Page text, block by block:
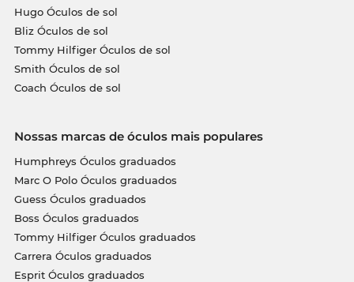
Hugo Óculos de sol
Bliz Óculos de sol
Tommy Hilfiger Óculos de sol
Smith Óculos de sol
Coach Óculos de sol
Nossas marcas de óculos mais populares
Humphreys Óculos graduados
Marc O Polo Óculos graduados
Guess Óculos graduados
Boss Óculos graduados
Tommy Hilfiger Óculos graduados
Carrera Óculos graduados
Esprit Óculos graduados